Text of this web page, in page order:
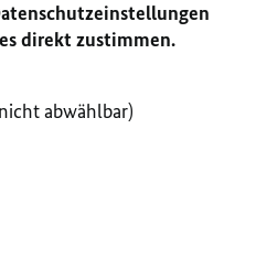
direkt zustimmen.
abwählbar)